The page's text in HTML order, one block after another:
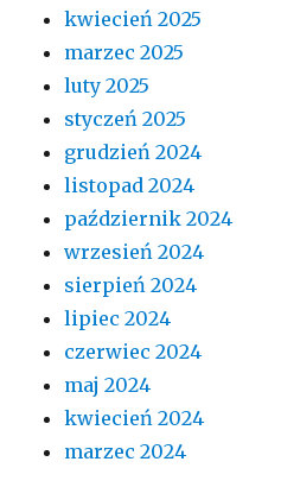
kwiecień 2025
marzec 2025
luty 2025
styczeń 2025
grudzień 2024
listopad 2024
październik 2024
wrzesień 2024
sierpień 2024
lipiec 2024
czerwiec 2024
maj 2024
kwiecień 2024
marzec 2024